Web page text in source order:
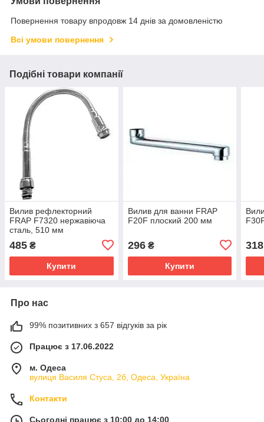
Повернення товару впродовж 14 днів за домовленістю
Всі умови повернення
Подібні товари компанії
Вилив рефлекторний
FRAP F7320 нержавіюча
сталь, 510 мм
485 ₴
Купити
Вилив для ванни FRAP
F20F плоский 200 мм
296₴
Купити
318
Про нас
99% позитивних з 657 відгуків за рік
Працює з 17.06.2022
м. Одеса
вулиця Василя Стуса, 2б, Одеса, Україна
Контакти
Сьогодні працює з 10:00 до 14:00